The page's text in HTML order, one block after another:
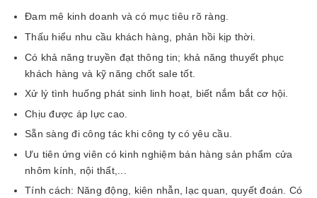
Đam mê kinh doanh và có mục tiêu rõ ràng.
Thấu hiểu nhu cầu khách hàng, phản hồi kịp thời.
Có khả năng truyền đạt thông tin; khả năng thuyết phục
khách hàng và kỹ năng chốt sale tốt.
Xử lý tình huống phát sinh linh hoạt, biết nắm bắt cơ hội.
Chịu được áp lực cao.
Sẵn sàng đi công tác khi công ty có yêu cầu.
Ưu tiên ứng viên có kinh nghiệm bán hàng sản phẩm cửa
nhôm kính, nội thất,...
Tính cách: Năng động, kiên nhẫn, lạc quan, quyết đoán. Có